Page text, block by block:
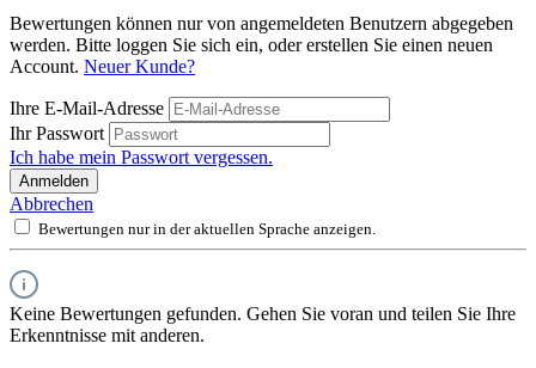
Bewertungen können nur von angemeldeten Benutzern abgegeben
werden. Bitte loggen Sie sich ein, oder erstellen Sie einen neuen
Account. Neuer Kunde?
Ihre E-Mail-Adresse
Ihr Passwort
Ich habe mein Passwort vergessen.
Anmelden
Abbrechen
Bewertungen nur in der aktuellen Sprache anzeigen.
Keine Bewertungen gefunden. Gehen Sie voran und teilen Sie Ihre
Erkenntnisse mit anderen.